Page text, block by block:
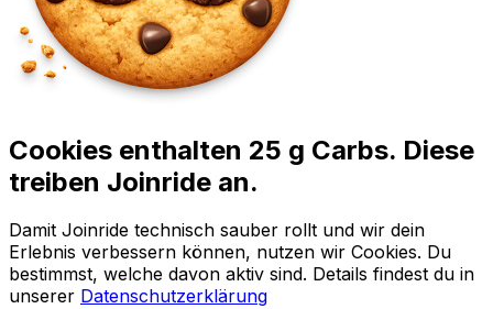
Cookies enthalten 25 g Carbs. Diese
treiben Joinride an.
Damit Joinride technisch sauber rollt und wir dein
Erlebnis verbessern können, nutzen wir Cookies. Du
bestimmst, welche davon aktiv sind. Details findest du in
unserer Datenschutzerklärung